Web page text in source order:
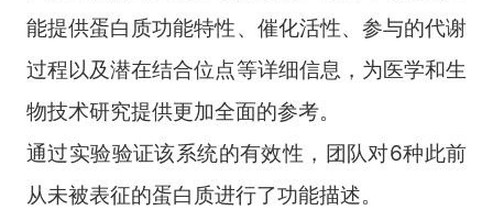
能提供蛋白质功能特性、催化活性、参与的代谢
过程以及潜在结合位点等详细信息，为医学和生
物技术研究提供更加全面的参考。
通过实验验证该系统的有效性，团队对6种此前
从未被表征的蛋白质进行了功能描述。